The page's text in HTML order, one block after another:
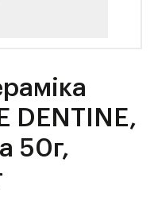
DENTINE,
50г,